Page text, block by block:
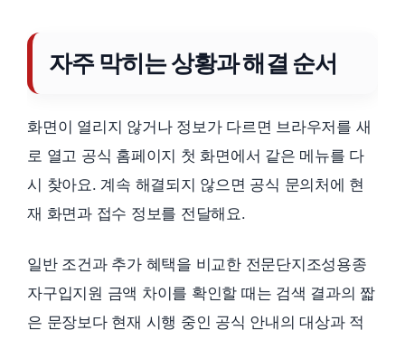
자주 막히는 상황과 해결 순서
화면이 열리지 않거나 정보가 다르면 브라우저를 새
로 열고 공식 홈페이지 첫 화면에서 같은 메뉴를 다
시 찾아요. 계속 해결되지 않으면 공식 문의처에 현
재 화면과 접수 정보를 전달해요.
일반 조건과 추가 혜택을 비교한 전문단지조성용종
자구입지원 금액 차이를 확인할 때는 검색 결과의 짧
은 문장보다 현재 시행 중인 공식 안내의 대상과 적